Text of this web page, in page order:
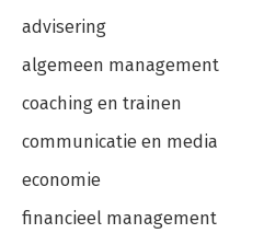
advisering
algemeen management
coaching en trainen
communicatie en media
economie
financieel management